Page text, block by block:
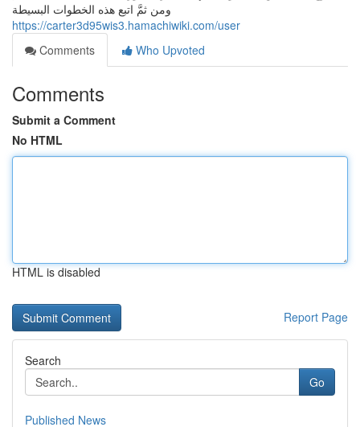
ومن ثمَّ اتبع هذه الخطوات البسيطة
https://carter3d95wis3.hamachiwiki.com/user
Comments
Who Upvoted
Comments
Submit a Comment
No HTML
HTML is disabled
Report Page
Search
Go
Published News